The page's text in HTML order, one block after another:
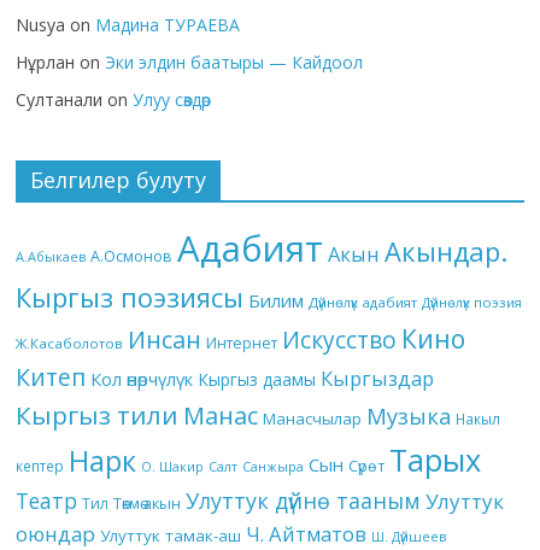
Nusya on Мадина ТУРАЕВА
Нұрлан on Эки элдин баатыры — Кайдоол
Султанали onУлуу сөздөр
Белгилер булуту
А.Абыкаев А.Осмонов Адабият Акын Акындар.
Кыргыз поэзиясы Билим Дүйнөлүк адабият Дүйнөлүк поэзия
Ж.Касаболотов Инсан Интернет Искусство Кино
Китеп Кол өнөрчүлүк Кыргыз даамы Кыргыздар
Кыргыз тили Манас Манасчылар Музыка Накыл
кептер Нарк О. Шакир Салт Санжыра Сын Сүрөт Тарых
Театр Тил Төкмө акын Улуттук дүйнө тааным Улуттук
оюндар Улуттук тамак-аш Ч. Айтматов Ш. Дүйшеев